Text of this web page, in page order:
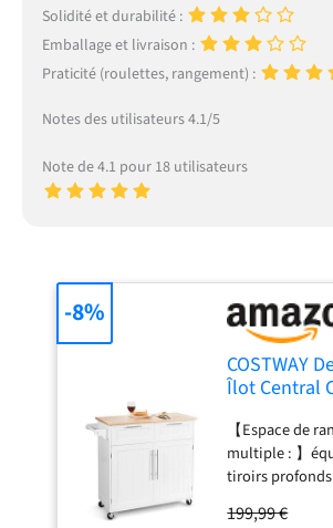
Solidité et durabilité :
Emballage et livraison :
Praticité (roulettes, rangement) :
Notes des utilisateurs 4.1/5
Note de 4.1 pour 18 utilisateurs
COSTWAY
Îlot Central
Serviettes,
avec 2
Placard de
【Espace de
multiple : 】
tiroirs
chariot d'îlot de
199,99 €
-8%